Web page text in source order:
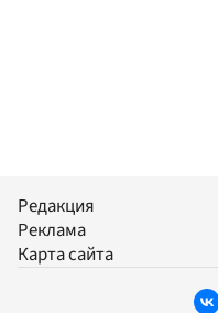
Редакция
Реклама
Карта сайта